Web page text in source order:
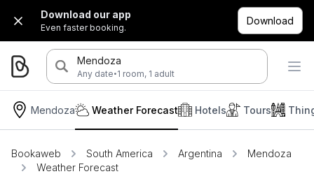
Download our app
Even faster booking.
Download
Mendoza
Any date·1 room, 1 adult
Mendoza Hotels Tours
Weather Forecast
Bookaweb South America Argentina
Mendoza
Weather Forecast